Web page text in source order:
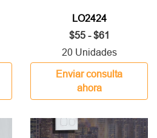
LO2424
$55 - $61
20 Unidades
Enviar consulta
ahora